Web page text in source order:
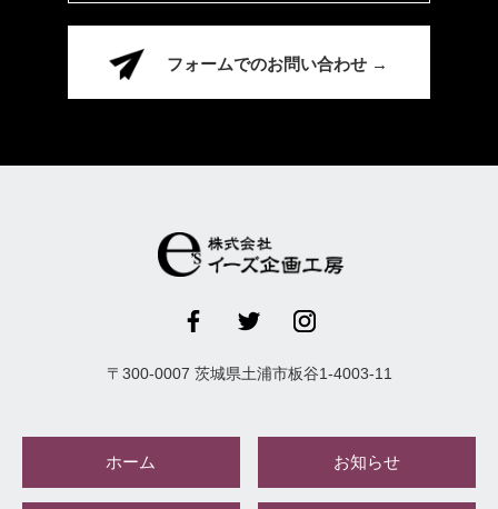
フォームでのお問い合わせ →
〒 300-0007 茨城県土浦市板谷1-4003-11
ホーム お知らせ